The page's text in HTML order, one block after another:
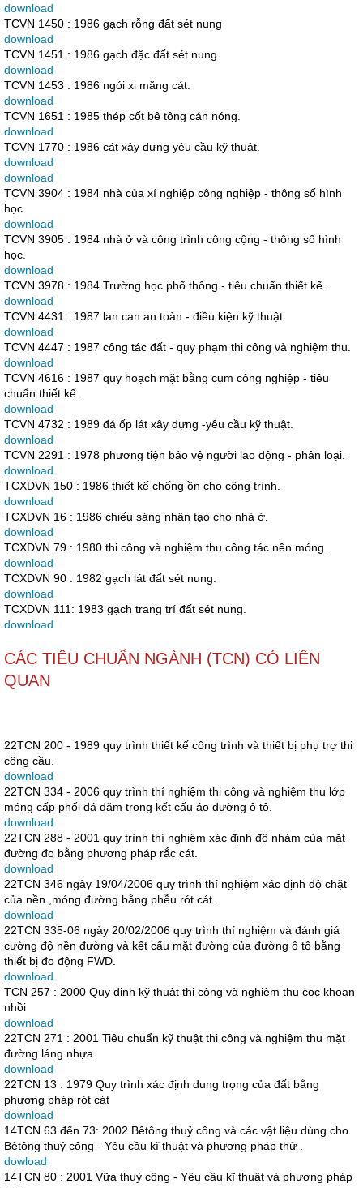
download
TCVN 1450 : 1986 gạch rỗng đất sét nung
download
TCVN 1451 : 1986 gạch đặc đất sét nung.
download
TCVN 1453 : 1986 ngói xi măng cát.
download
TCVN 1651 : 1985 thép cốt bê tông cán nóng.
download
TCVN 1770 : 1986 cát xây dựng yêu cầu kỹ thuật.
download
download
TCVN 3904 : 1984 nhà của xí nghiệp công nghiệp - thông số hình
học.
download
TCVN 3905 : 1984 nhà ở và công trình công cộng - thông số hình
học.
download
TCVN 3978 : 1984 Trường học phổ thông - tiêu chuẩn thiết kế.
download
TCVN 4431 : 1987 lan can an toàn - điều kiện kỹ thuật.
download
TCVN 4447 : 1987 công tác đất - quy phạm thi công và nghiệm thu.
download
TCVN 4616 : 1987 quy hoạch mặt bằng cụm công nghiệp - tiêu
chuẩn thiết kế.
download
TCVN 4732 : 1989 đá ốp lát xây dựng -yêu cầu kỹ thuật.
download
TCVN 2291 : 1978 phương tiện bảo vệ người lao động - phân loại.
download
TCXDVN 150 : 1986 thiết kế chống ồn cho công trình.
download
TCXDVN 16 : 1986 chiếu sáng nhân tạo cho nhà ở.
download
TCXDVN 79 : 1980 thi công và nghiệm thu công tác nền móng.
download
TCXDVN 90 : 1982 gạch lát đất sét nung.
download
TCXDVN 111: 1983 gạch trang trí đất sét nung.
download
CÁC TIÊU CHUẨN NGÀNH (TCN) CÓ LIÊN
QUAN
22TCN 200 - 1989 quy trình thiết kế công trình và thiết bị phụ trợ thi
công cầu.
download
22TCN 334 - 2006 quy trình thí nghiệm thi công và nghiệm thu lớp
móng cấp phối đá dăm trong kết cấu áo đường ô tô.
download
22TCN 288 - 2001 quy trình thí nghiệm xác định độ nhám của mặt
đường đo bằng phương pháp rắc cát.
download
22TCN 346 ngày 19/04/2006 quy trình thí nghiệm xác định độ chặt
của nền ,móng đường bằng phễu rót cát.
download
22TCN 335-06 ngày 20/02/2006 quy trình thí nghiệm và đánh giá
cường độ nền đường và kết cấu mặt đường của đường ô tô bằng
thiết bị đo động FWD.
download
TCN 257 : 2000 Quy định kỹ thuật thi công và nghiệm thu cọc khoan
nhồi
download
22TCN 271 : 2001 Tiêu chuẩn kỹ thuật thi công và nghiệm thu mặt
đường láng nhựa.
download
22TCN 13 : 1979 Quy trình xác định dung trọng của đất bằng
phương pháp rót cát
download
14TCN 63 đến 73: 2002 Bêtông thuỷ công và các vật liệu dùng cho
Bêtông thuỷ công - Yêu cầu kĩ thuật và phương pháp thử .
dowload
14TCN 80 : 2001 Vữa thuỷ công - Yêu cầu kĩ thuật và phương pháp